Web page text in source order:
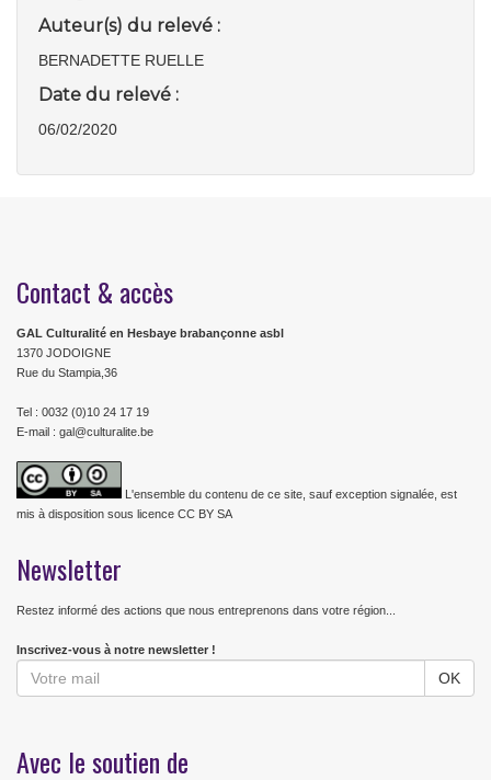
Auteur(s) du relevé :
BERNADETTE RUELLE
Date du relevé :
06/02/2020
Contact & accès
GAL Culturalité en Hesbaye brabançonne asbl
1370 JODOIGNE
Rue du Stampia,36
Tel : 0032 (0)10 24 17 19
E-mail : gal@culturalite.be
L'ensemble du contenu de ce site, sauf exception signalée, est
mis à disposition sous licence CC BY SA
Newsletter
Restez informé des actions que nous entreprenons dans votre région...
Inscrivez-vous à notre newsletter !
Avec le soutien de